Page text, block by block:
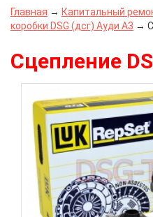
Главная → Капитальный
коробки DSG (дсг) Ауди А3 →
Сцепление